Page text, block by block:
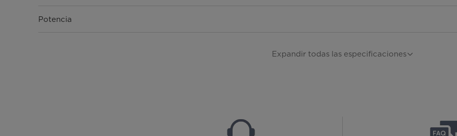
Potencia
Expandir todas las especificaciones